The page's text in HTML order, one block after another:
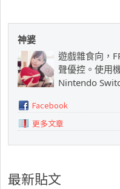
神婆
遊戲雜食向，
聲優控。使用
Nintendo
Facebook
更多文章
最新貼文